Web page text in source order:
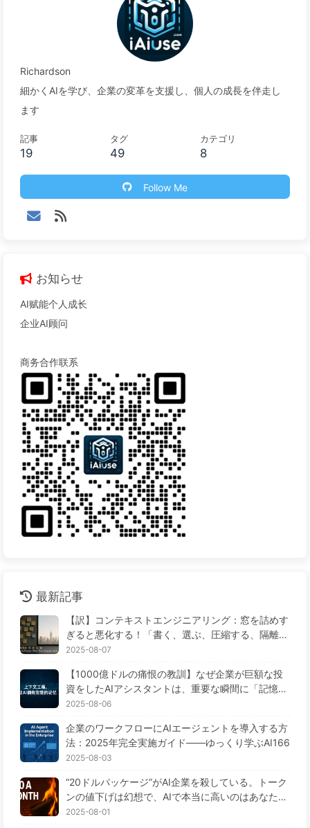
Richardson
細かくAIを学び、企業の変革を支援し、個人の成長を伴走し
ます
記事
19
タグ
49
カテゴリ
8
Follow Me
お知らせ
AI赋能个人成长
企业AI顾问
商务合作联系
最新記事
【訳】コンテキストエンジニアリング：窓を詰めす
ぎると悪化する！「書く、選ぶ、圧縮する、隔離す
る」の4ステップで、毒を警戒し、干渉や混乱を防
AI170
2025-08-07
【1000億ドルの痛恨の教訓】なぜ企業が巨額な投
資をしたAIアシスタントは、重要な瞬間に「記憶喪
失」に陥り、競合他社は90%の性能向上を実現する
2025-08-06
企業のワークフローにAIエージェントを導入する方
法：2025年完全実施ガイド——ゆっくり学ぶAI166
2025-08-03
“20ドルパッケージ”がAI企業を殺している。トーク
ンの値下げは幻想で、AIで本当に高いのはあなたの
貪欲さ——ゆっくり学ぶAI164
2025-08-01